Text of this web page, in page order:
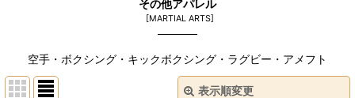
その他アパレル
[MARTIAL ARTS]
空手・ボクシング・キックボクシング・ラグビー・アメフト
表示順変更